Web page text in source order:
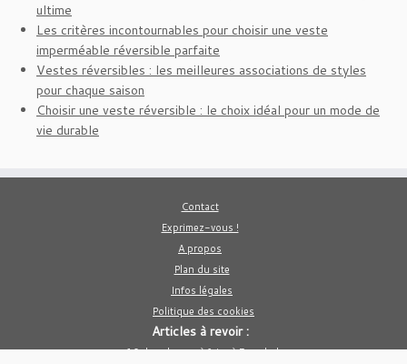
ultime
Les critères incontournables pour choisir une veste
imperméable réversible parfaite
Vestes réversibles : les meilleures associations de styles
pour chaque saison
Choisir une veste réversible : le choix idéal pour un mode de
vie durable
Contact
Exprimez-vous !
A propos
Plan du site
Infos légales
Politique des cookies
Articles à revoir :
10 des choses à faire à Bangkok